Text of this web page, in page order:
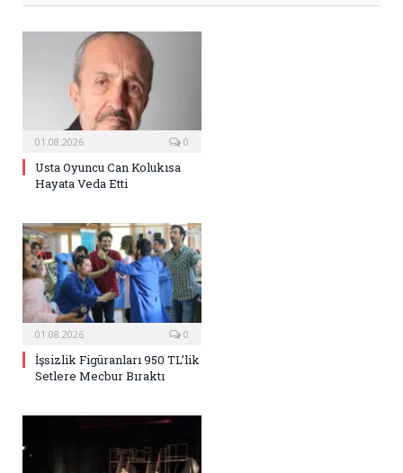
01.08.2026 0
Usta Oyuncu Can Kolukısa
Hayata Veda Etti
01.08.2026 0
İşsizlik Figüranları 950 TL’lik
Setlere Mecbur Bıraktı